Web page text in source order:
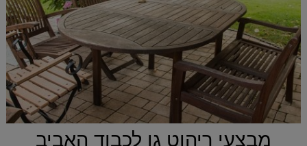
מבצעי ריהוט גן לכבוד האביב